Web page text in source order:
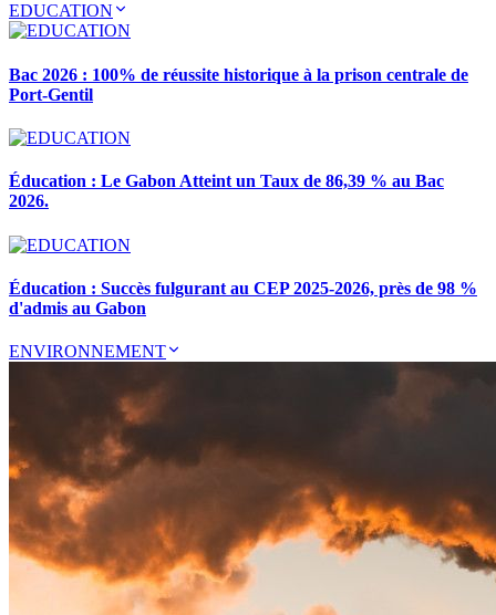
EDUCATION
Bac 2026 : 100% de réussite historique à la prison centrale de
Port-Gentil
Éducation : Le Gabon Atteint un Taux de 86,39 % au Bac
2026.
Éducation : Succès fulgurant au CEP 2025-2026, près de 98 %
d'admis au Gabon
ENVIRONNEMENT